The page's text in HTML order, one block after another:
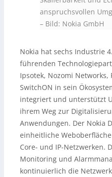
anspruchsvollen
– Bild: Nokia GmbH
Nokia hat sechs Industrie
führenden
Ipsotek, Nozomi Networks,
SwitchON in sein
integriert und unterstützt
ihrem Weg zur
Anwendungen. Der Nokia
einheitliche
Core- und IP-Netzwerken.
Monitoring und
kontinuierlich die